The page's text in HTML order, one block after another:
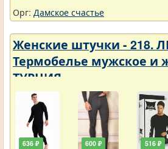
Орг: Дамское счастье
Женские штучки - 218.
Термобелье мужское и
ТУРЦИЯ
636 ₽ 600 ₽ 516 ₽